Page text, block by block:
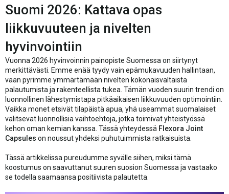
Suomi 2026: Kattava opas
liikkuvuuteen ja nivelten
hyvinvointiin
Vuonna 2026 hyvinvoinnin painopiste Suomessa on siirtynyt
merkittävästi. Emme enää tyydy vain epämukavuuden hallintaan,
vaan pyrimme ymmärtämään nivelten kokonaisvaltaista
palautumista ja rakenteellista tukea. Tämän vuoden suurin trendi on
luonnollinen lähestymistapa pitkäaikaisen liikkuvuuden optimointiin.
Vaikka monet etsivät tilapäistä apua, yhä useammat suomalaiset
valitsevat luonnollisia vaihtoehtoja, jotka toimivat yhteistyössä
kehon oman kemian kanssa. Tässä yhteydessä Flexora Joint
Capsules on noussut yhdeksi puhutuimmista ratkaisuista.
Tässä artikkelissa pureudumme syvälle siihen, miksi tämä
koostumus on saavuttanut suuren suosion Suomessa ja vastaako
se todella saamaansa positiivista palautetta.